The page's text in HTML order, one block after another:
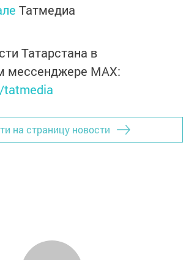
Татмедиа
Татарстана в
мессенджере MАХ:
на страницу новости